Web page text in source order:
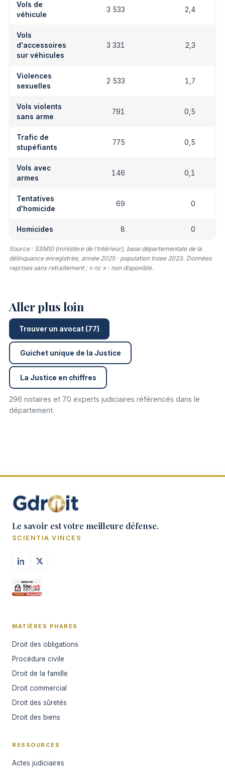
Vols de
véhicule
3 533 2,4
Vols
d'accessoires
sur véhicules
3 331 2,3
Violences
sexuelles
2 533 1,7
Vols violents
sans arme
791 0,5
Trafic de
stupéfiants
775 0,5
Vols avec
armes
146 0,1
Tentatives
d'homicide
69 0
Homicides 8 0
Source : SSMSI (ministère de l’Intérieur), base départementale de la
délinquance enregistrée, année 2025 · population Insee 2023. Données
reprises sans retraitement ; « nc » : non disponible.
Aller plus loin
Trouver un avocat (77)
Guichet unique de la Justice
La Justice en chiffres
296 notaires et 70 experts judiciaires référencés dans le
département.
Le savoir est votre meilleure défense.
SCIENTIA VINCES
MATIÈRES PHARES
Droit des obligations
Procédure civile
Droit de la famille
Droit commercial
Droit des sûretés
Droit des biens
RESSOURCES
Actes judiciaires